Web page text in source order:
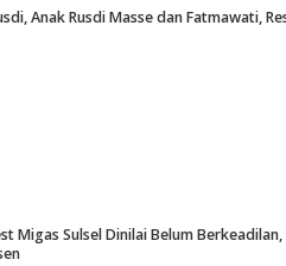
Anak Rusdi Masse dan Fatmawati,
Migas Sulsel Dinilai Belum Berkeadilan,